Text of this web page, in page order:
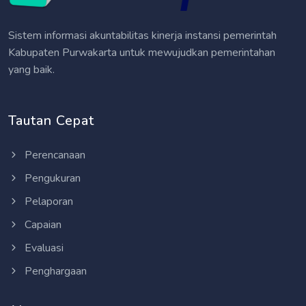
Sistem informasi akuntabilitas kinerja instansi pemerintah
Kabupaten Purwakarta untuk mewujudkan pemerintahan
yang baik.
Tautan Cepat
Perencanaan
Pengukuran
Pelaporan
Capaian
Evaluasi
Penghargaan